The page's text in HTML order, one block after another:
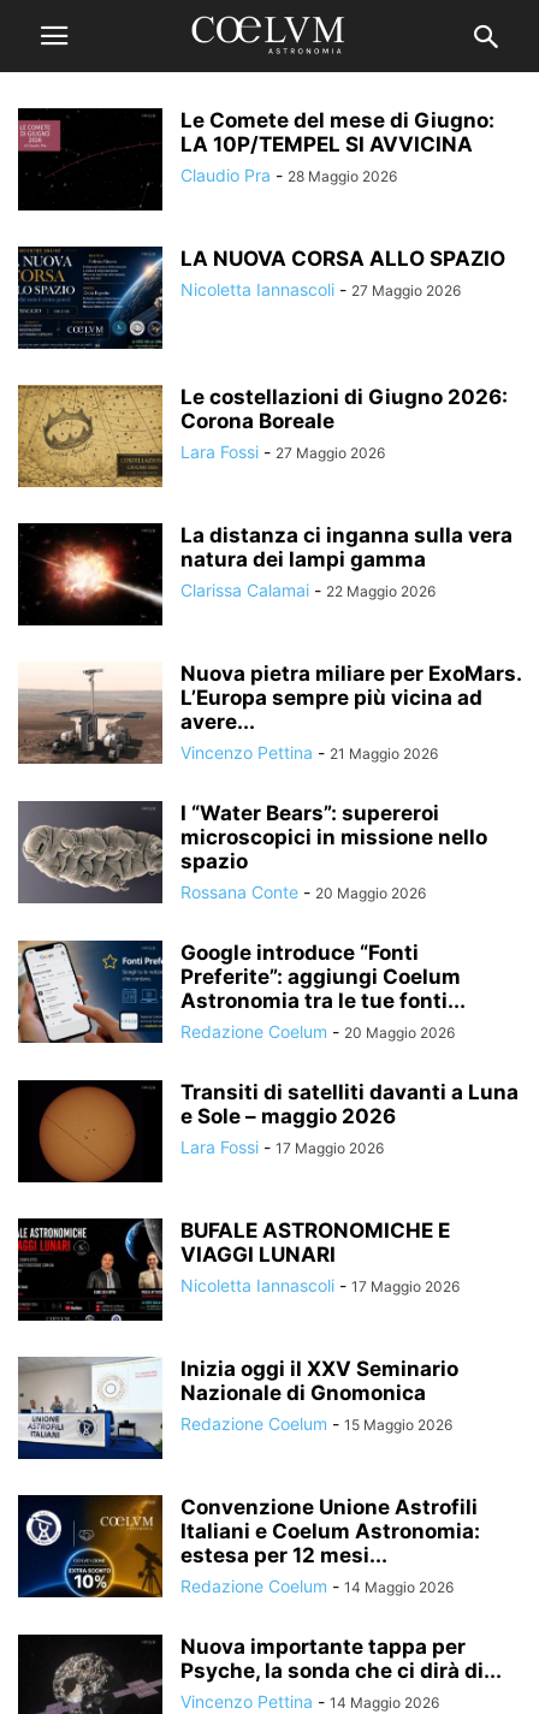
Le Comete del mese di Giugno:
LA 10P/TEMPEL SI AVVICINA
Claudio Pra - 28 Maggio 2026
LA NUOVA CORSA ALLO SPAZIO
Nicoletta Iannascoli - 27 Maggio 2026
Le costellazioni di Giugno 2026:
Corona Boreale
Lara Fossi - 27 Maggio 2026
La distanza ci inganna sulla vera
natura dei lampi gamma
Clarissa Calamai - 22 Maggio 2026
Nuova pietra miliare per ExoMars.
L’Europa sempre più vicina ad
avere...
Vincenzo Pettina - 21 Maggio 2026
I “Water Bears”: supereroi
microscopici in missione nello
spazio
Rossana Conte - 20 Maggio 2026
Google introduce “Fonti
Preferite”: aggiungi Coelum
Astronomia tra le tue fonti...
Redazione Coelum - 20 Maggio 2026
Transiti di satelliti davanti a Luna
e Sole – maggio 2026
Lara Fossi - 17 Maggio 2026
BUFALE ASTRONOMICHE E
VIAGGI LUNARI
Nicoletta Iannascoli - 17 Maggio 2026
Inizia oggi il XXV Seminario
Nazionale di Gnomonica
Redazione Coelum - 15 Maggio 2026
Convenzione Unione Astrofili
Italiani e Coelum Astronomia:
estesa per 12 mesi...
Redazione Coelum - 14 Maggio 2026
Nuova importante tappa per
Psyche, la sonda che ci dirà di...
Vincenzo Pettina - 14 Maggio 2026